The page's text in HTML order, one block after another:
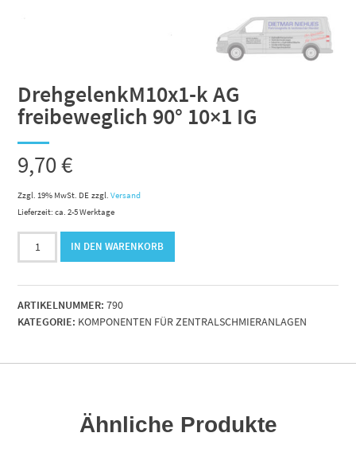
DrehgelenkM10x1-k AG
freibeweglich 90° 10×1 IG
9,70€
Zzgl. 19% MwSt. DE zzgl.Versand
Lieferzeit: ca. 2-5 Werktage
DrehgelenkM10x1-
freibeweglich
90°
10x1
IN DEN WARENKORB
ARTIKELNUMMER: 790
KATEGORIE: KOMPONENTEN FÜR ZENTRALSCHMIERANLAGEN
Ähnliche Produkte